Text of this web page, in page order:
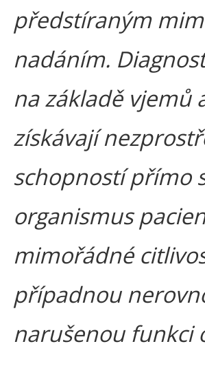
předstíraným
nadáním.
na základě vjemů
získávají
schopností přímo
organismus
mimořádné
případnou
narušenou funkci